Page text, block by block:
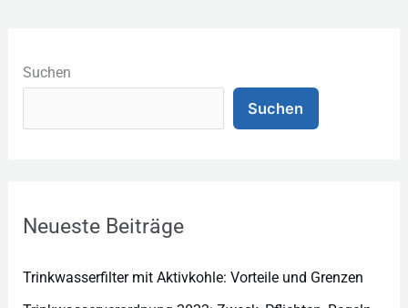
Suchen
Suchen
Neueste Beiträge
Trinkwasserfilter mit Aktivkohle: Vorteile und Grenzen
a
e
r
e
n